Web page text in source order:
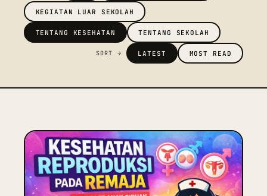
KEGIATAN LUAR SEKOLAH
TENTANG KESEHATAN TENTANG SEKOLAH
SORT → LATEST MOST READ